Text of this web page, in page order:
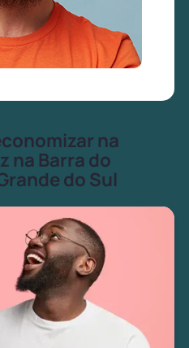
na
na Barra do
do Sul